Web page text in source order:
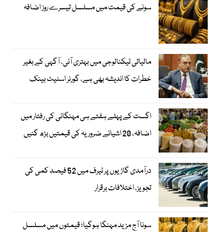
سونے کی قیمت میں مسلسل تیسرے روز اضافہ
مالیاتی ٹیکنالوجی میں بہتری آئی، آگہی کے بغیر
خطرات کا اندیشہ بھی ہے، گورنر اسٹیٹ بینک
اگست کے پہلے ہفتے ہی مہنگائی کی رفتار میں
اضافہ، 20 اشیائے ضروریہ کی قیمتیں بڑھ گئیں
درآمدی گاڑیوں پر ٹیرف میں 52 فیصد کمی کی
تجویز، اختلافات برقرار
سونا آج مزید مہنگا ہوگیا؛ قیمتوں میں مسلسل